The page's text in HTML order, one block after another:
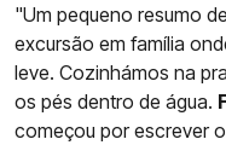
"Um pequeno resumo
excursão em família
leve. Cozinhámos na
os pés dentro de água.
começou por escrever